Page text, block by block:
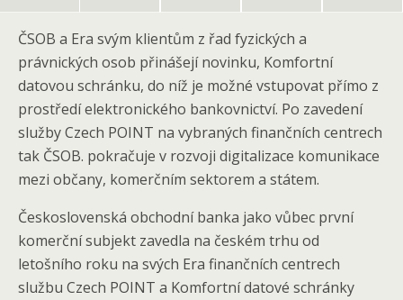
ČSOB a Era svým klientům z řad fyzických a
právnických osob přinášejí novinku, Komfortní
datovou schránku, do níž je možné vstupovat přímo z
prostředí elektronického bankovnictví. Po zavedení
služby Czech POINT na vybraných finančních centrech
tak ČSOB. pokračuje v rozvoji digitalizace komunikace
mezi občany, komerčním sektorem a státem.
Československá obchodní banka jako vůbec první
komerční subjekt zavedla na českém trhu od
letošního roku na svých Era finančních centrech
službu Czech POINT a Komfortní datové schránky